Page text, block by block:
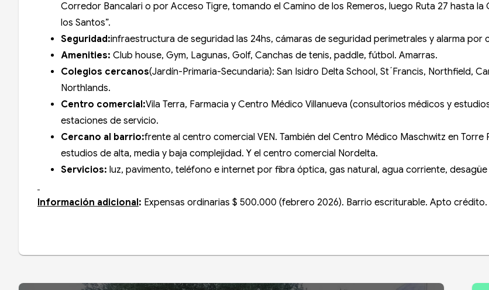
Corredor Bancalari o por Acceso Tigre, tomando el Camino de los Remeros, luego Ruta 27 hasta
los Santos”.
Seguridad:infraestructura de seguridad las 24hs, cámaras de seguridad perimetrales y alarma por
Amenities: Club house, Gym, Lagunas, Golf, Canchas de tenis, paddle, fútbol. Amarras.
Colegios cercanos(Jardín-Primaria-Secundaria): San Isidro Delta School, St´Francis, Northfield,
Northlands.
Centro comercial:Vila Terra, Farmacia y Centro Médico Villanueva (consultorios médicos y
estaciones de servicio.
Cercano al barrio:frente al centro comercial VEN. También del Centro Médico Maschwitz en
estudios de alta, media y baja complejidad. Y el centro comercial Nordelta.
Servicios: luz, pavimento, teléfono e internet por fibra óptica, gas natural, agua corriente, desagüe
Información adicional: Expensas ordinarias $ 500.000 (febrero 2026). Barrio escriturable. Apto crédito.